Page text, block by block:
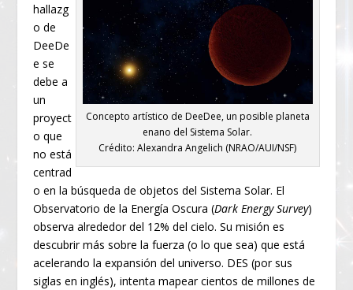
Concepto artístico de DeeDee, un posible planeta
enano del Sistema Solar.
Crédito: Alexandra Angelich (NRAO/AUI/NSF)
hallazg
o de
DeeDe
e se
debe a
un
proyect
o que
no está
centrad
o en la búsqueda de objetos del Sistema Solar. El
Observatorio de la Energía Oscura (Dark Energy Survey)
observa alrededor del 12% del cielo. Su misión es
descubrir más sobre la fuerza (o lo que sea) que está
acelerando la expansión del universo. DES (por sus
siglas en inglés), intenta mapear cientos de millones de